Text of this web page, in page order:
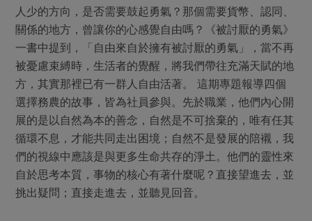
素食專區
樂齡友善
高麗菜海鮮煎餅
地區活動
社務會議 地區活動
活動報下載
人少的方向，是否需要鼓起勇氣？那個需要貨幣、認同、
關係的地方，曾讓你的心感覺自由嗎？《被討厭的勇氣》
一書中提到，「自由來自於擁有被討厭的勇氣」，當不再
被憂慮束縛時，生活者的覺醒，將我們帶往充滿天賦的地
方，其實那裡已有一群人自由活著。 這期專題報導四個
選擇務農的故事，皆為社員參與。先於職業，他們內心開
展的是以自然為本的善念，自然是不可捨棄的，唯有任其
循環不息，才能共同走出困境；自然不是發展的陪襯，我
們的視線中應該是與更多生命共存的淨土。他們的靈性來
自於思考本質，事物的核心有著什麼呢？直接望進去，並
挑出疑問；直接走進去，並聽見回音。